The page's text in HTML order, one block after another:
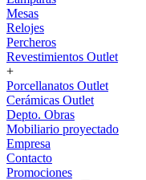
Mesas
Relojes
Percheros
Revestimientos Outlet
+
Porcellanatos Outlet
Cerámicas Outlet
Depto. Obras
Mobiliario proyectado
Empresa
Contacto
Promociones